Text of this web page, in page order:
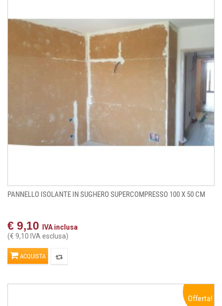
PANNELLO ISOLANTE IN SUGHERO SUPERCOMPRESSO 100 X 50 CM
€ 9,10
IVA inclusa
(€ 9,10 IVA esclusa)
ACQUISTA
Offerta!